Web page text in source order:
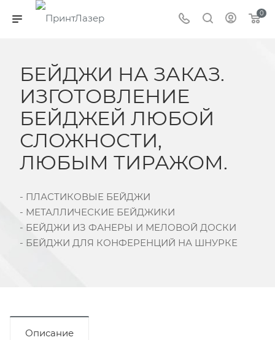
0
БЕЙДЖИ НА ЗАКАЗ.
ИЗГОТОВЛЕНИЕ
БЕЙДЖЕЙ ЛЮБОЙ
СЛОЖНОСТИ,
ЛЮБЫМ ТИРАЖОМ.
- ПЛАСТИКОВЫЕ БЕЙДЖИ
- МЕТАЛЛИЧЕСКИЕ БЕЙДЖИКИ
- БЕЙДЖИ ИЗ ФАНЕРЫ И МЕЛОВОЙ ДОСКИ
- БЕЙДЖИ ДЛЯ КОНФЕРЕНЦИЙ НА ШНУРКЕ
Описание